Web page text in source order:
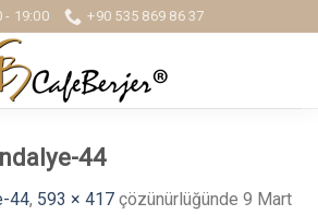
- 19:00 +90 535 869 86 37
44
44, 593 × 417 çözünürlüğünde 9 Mart